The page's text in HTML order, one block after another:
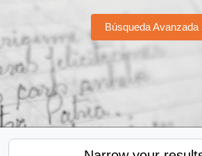
Búsqueda Avanzada